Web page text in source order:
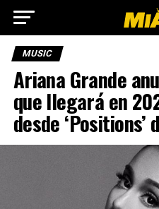
MUSIC
Ariana Grande
que llegará en
desde ‘Positions’